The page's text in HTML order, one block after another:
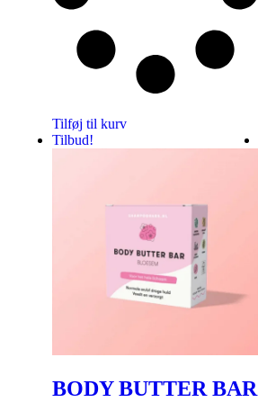
Tilføj til kurv
Tilbud!
BODY BUTTER BAR